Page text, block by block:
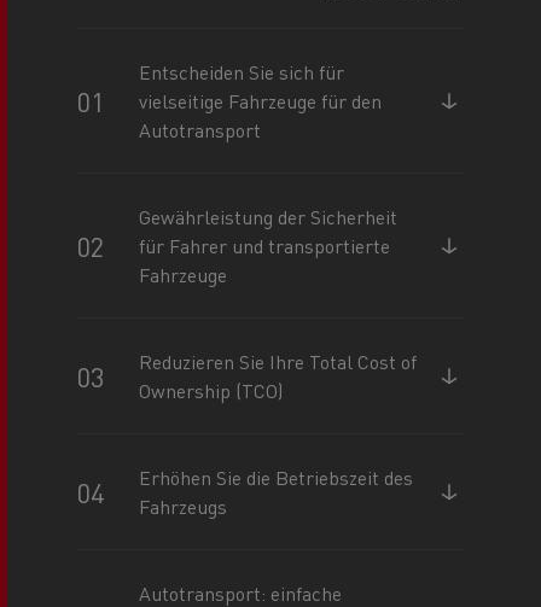
Entscheiden Sie sich für
vielseitige Fahrzeuge für den
Autotransport
Gewährleistung der Sicherheit
für Fahrer und transportierte
Fahrzeuge
Reduzieren Sie Ihre Total Cost of
Ownership (TCO)
Erhöhen Sie die Betriebszeit des
Fahrzeugs
Autotransport: einfache